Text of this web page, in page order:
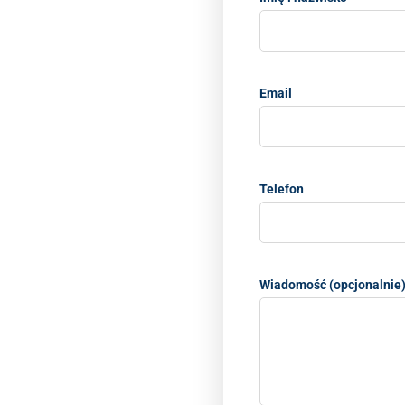
Email
Telefon
Wiadomość (opcjonalnie)